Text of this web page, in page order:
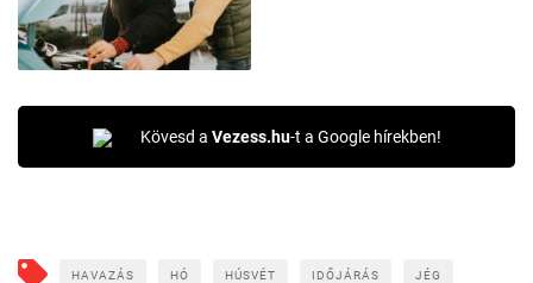
Kövesd a Vezess.hu-t a Google hírekben!
HAVAZÁS HÓ HÚSVÉT IDŐJÁRÁS JÉG